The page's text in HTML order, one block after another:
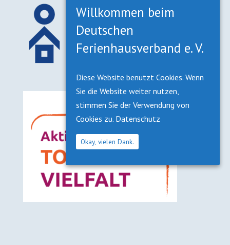
Willkommen beim
Deutschen
Ferienhausverband e. V.
Diese Website benutzt Cookies. Wenn
Sie die Website weiter nutzen,
stimmen Sie der Verwendung von
Cookies zu. Datenschutz
Okay, vielen Dank.